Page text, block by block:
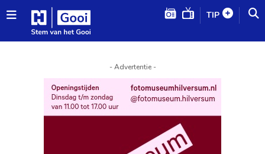
TIP
- Advertentie -